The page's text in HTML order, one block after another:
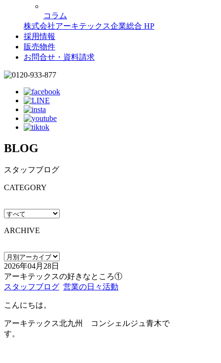
コラム
株式会社アーキテックス企業総合 HP
採用情報
販売物件
お問合せ・資料請求
BLOG
スタッフブログ
CATEGORY
ARCHIVE
2026年04月28日
アーキテックスの好きなところ①
スタッフブログ 営業の日々活動
こんにちは。
アーキテックス北九州 コンシェルジュ青木で
す。